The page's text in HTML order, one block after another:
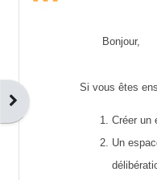
Ouvrir le tiroir des blocs
Bonjour,
Si vous êtes
Créer un
Un